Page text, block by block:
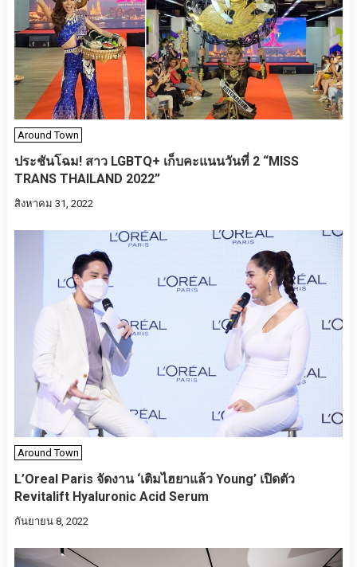
Around Town
ประชันโฉม! สาว LGBTQ+ เก็บคะแนนวันที่ 2 “MISS
TRANS THAILAND 2022”
สิงหาคม 31, 2022
Around Town
L’Oreal Paris จัดงาน ‘เติมไฮยาแล้ว Young’ เปิดตัว
Revitalift Hyaluronic Acid Serum
กันยายน 8, 2022